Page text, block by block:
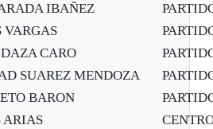
IBAÑEZ
VARGAS
CARO
SUAREZ MENDOZA
BARON
ARIAS